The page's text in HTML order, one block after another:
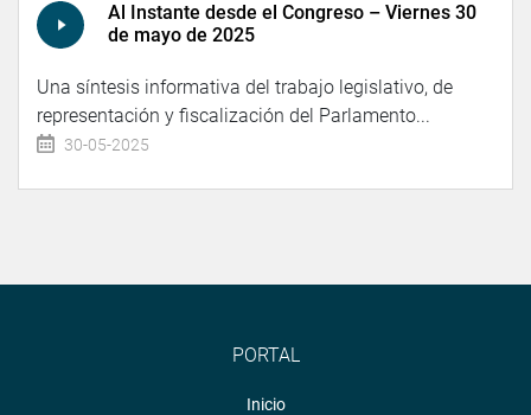
Al Instante desde el Congreso – Viernes 30
de mayo de 2025
Una síntesis informativa del trabajo legislativo, de
representación y fiscalización del Parlamento...
30-05-2025
PORTAL
Inicio